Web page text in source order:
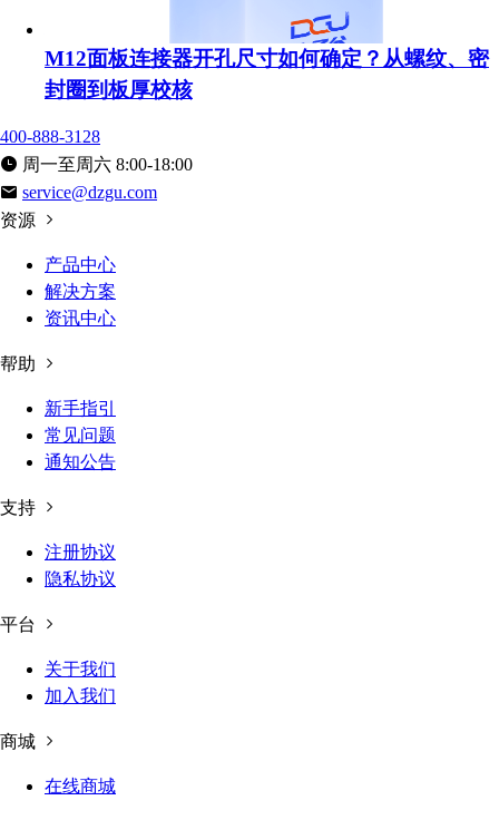
M12面板连接器开孔尺寸如何确定？从螺纹、密
封圈到板厚校核
400-888-3128
周一至周六 8:00-18:00
service@dzgu.com
资源
产品中心
解决方案
资讯中心
帮助
新手指引
常见问题
通知公告
支持
注册协议
隐私协议
平台
关于我们
加入我们
商城
在线商城